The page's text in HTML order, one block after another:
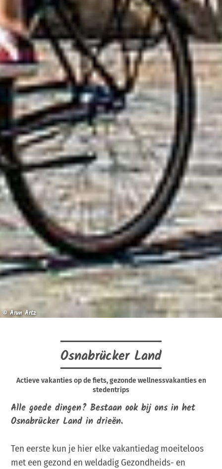
© Arun Artz
Osnabrücker Land
Actieve vakanties op de fiets, gezonde wellnessvakanties en
stedentrips
Alle goede dingen? Bestaan ook bij ons in het
Osnabrücker Land in drieën.
Ten eerste kun je hier elke vakantiedag moeiteloos
met een gezond en weldadig Gezondheids- en